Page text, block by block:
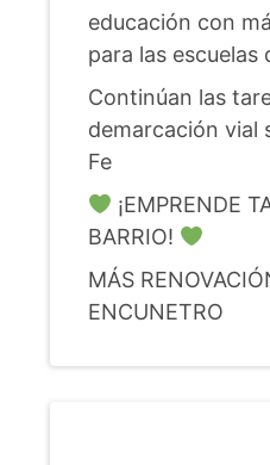
educación con
para las escuelas
Continúan las
demarcación vial
Fe
¡EMPRENDE
BARRIO!
MÁS
ENCUNETRO